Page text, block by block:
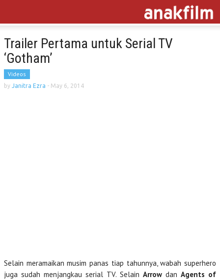
Trailer Pertama untuk Serial TV
‘Gotham’
Videos
by Janitra Ezra - May 6, 2014
Selain meramaikan musim panas tiap tahunnya, wabah superhero
juga sudah menjangkau serial TV. Selain Arrow dan Agents of